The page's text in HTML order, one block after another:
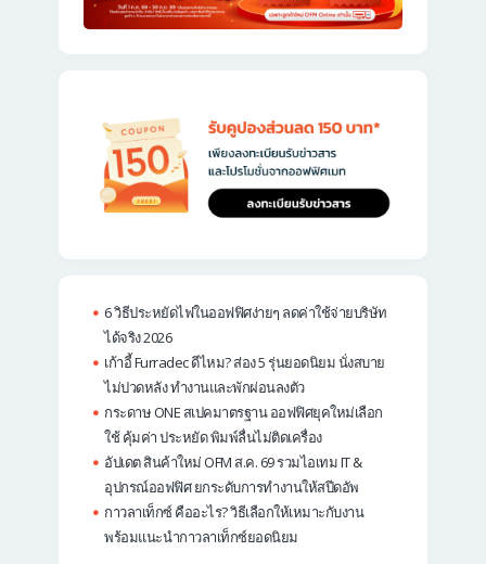
6 วิธีประหยัดไฟในออฟฟิศง่ายๆ ลดค่าใช้จ่ายบริษัท
ได้จริง 2026
เก้าอี้ Furradec ดีไหม? ส่อง 5 รุ่นยอดนิยม นั่งสบาย
ไม่ปวดหลัง ทำงานและพักผ่อนลงตัว
กระดาษ ONE สเปคมาตรฐาน ออฟฟิศยุคใหม่เลือก
ใช้ คุ้มค่า ประหยัด พิมพ์ลื่นไม่ติดเครื่อง
อัปเดต สินค้าใหม่ OFM ส.ค. 69 รวมไอเทม IT &
อุปกรณ์ออฟฟิศ ยกระดับการทำงานให้สปีดอัพ
กาวลาเท็กซ์ คืออะไร? วิธีเลือกให้เหมาะกับงาน
พร้อมแนะนำกาวลาเท็กซ์ยอดนิยม